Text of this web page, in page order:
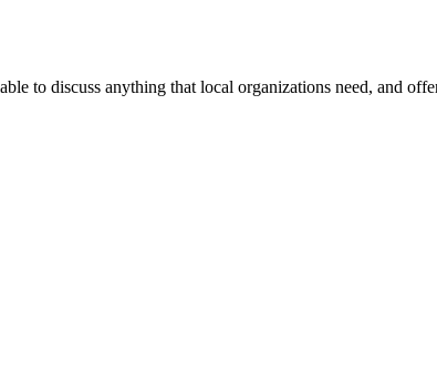
to discuss anything that local organizations need, and